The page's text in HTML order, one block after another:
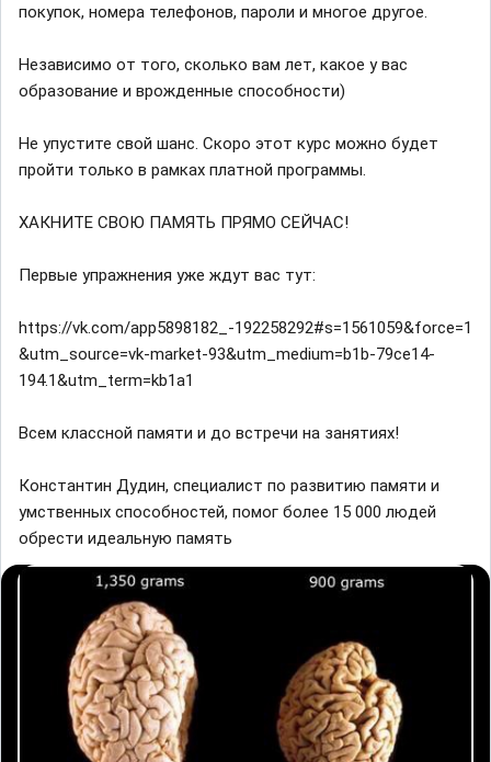
покупок, номера телефонов, пароли и многое другое.
Независимо от того, сколько вам лет, какое у вас
образование и врожденные способности)
Не упустите свой шанс. Скоро этот курс можно будет
пройти только в рамках платной программы.
ХАКНИТЕ СВОЮ ПАМЯТЬ ПРЯМО СЕЙЧАС!
Первые упражнения уже ждут вас тут:
https://vk.com/app5898182_-192258292#s=1561059&force=1
&utm_source=vk-market-93&utm_medium=b1b-79ce14-
194.1&utm_term=kb1a1
Всем классной памяти и до встречи на занятиях!
Константин Дудин, специалист по развитию памяти и
умственных способностей, помог более 15 000 людей
обрести идеальную память